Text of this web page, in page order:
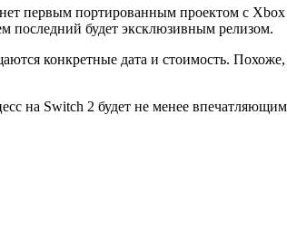
первым портированным проектом с
последний будет эксклюзивным релизом.
конкретные дата и стоимость.
на Switch 2 будет не менее